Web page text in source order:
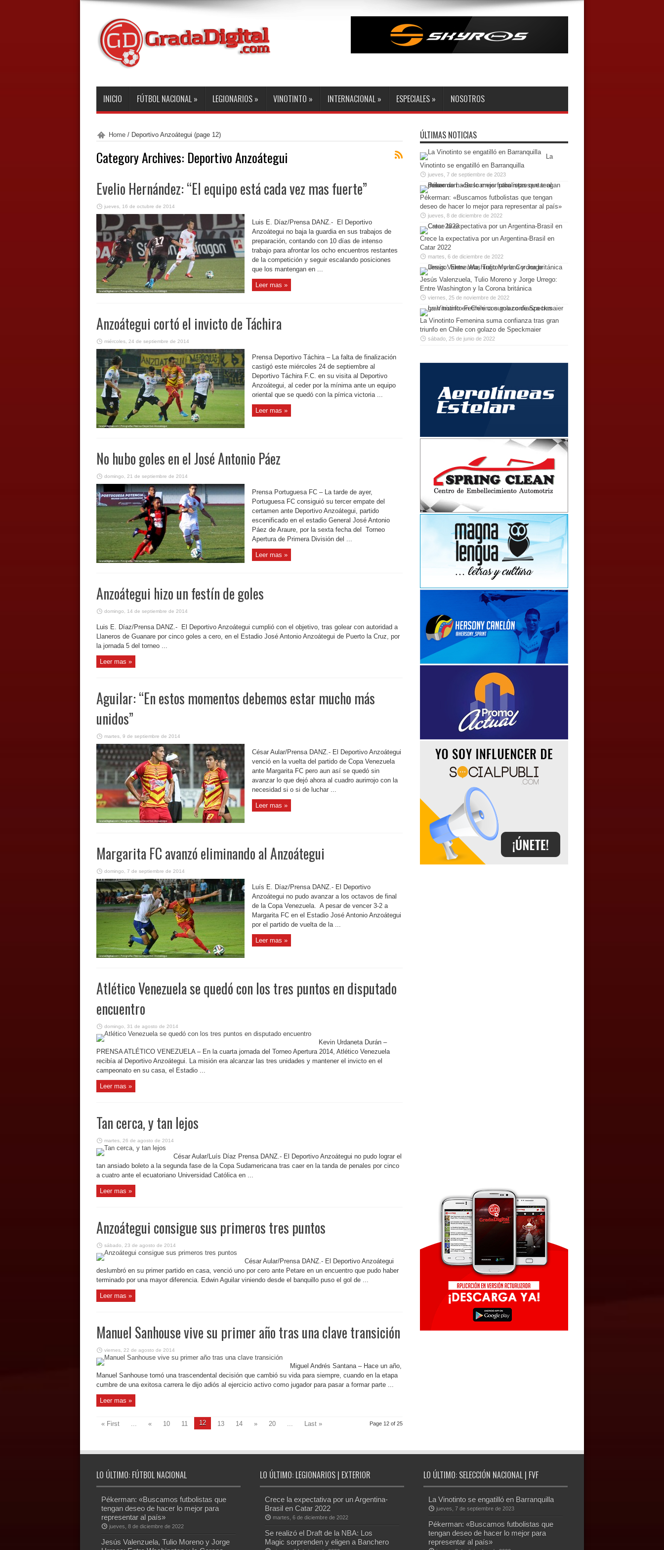
INICIO FÚTBOL NACIONAL » LEGIONARIOS » VINOTINTO » INTERNACIONAL » ESPECIALES » NOSOTROS
Home/ Deportivo Anzoátegui (page 12)
Category Archives: Deportivo Anzoátegui
Evelio Hernández: “El equipo está cada vez mas fuerte”
jueves, 16 de octubre de 2014
Luis E. Díaz/Prensa DANZ.- El Deportivo
Anzoátegui no baja la guardia en sus trabajos de
preparación, contando con 10 días de intenso
trabajo para afrontar los ocho encuentros restantes
de la competición y seguir escalando posiciones
que los mantengan en ...
Leer mas »
Anzoátegui cortó el invicto de Táchira
miércoles, 24 de septiembre de 2014
Prensa Deportivo Táchira – La falta de finalización
castigó este miércoles 24 de septiembre al
Deportivo Táchira F.C. en su visita al Deportivo
Anzoátegui, al ceder por la mínima ante un equipo
oriental que se quedó con la pírrica victoria ...
Leer mas »
No hubo goles en el José Antonio Páez
domingo, 21 de septiembre de 2014
Prensa Portuguesa FC – La tarde de ayer,
Portuguesa FC consiguió su tercer empate del
certamen ante Deportivo Anzoátegui, partido
escenificado en el estadio General José Antonio
Páez de Araure, por la sexta fecha del Torneo
Apertura de Primera División del ...
Leer mas »
Anzoátegui hizo un festín de goles
domingo, 14 de septiembre de 2014
Luis E. Díaz/Prensa DANZ.- El Deportivo Anzoátegui cumplió con el objetivo, tras golear con autoridad a
Llaneros de Guanare por cinco goles a cero, en el Estadio José Antonio Anzoátegui de Puerto la Cruz, por
la jornada 5 del torneo ...
Leer mas »
Aguilar: “En estos momentos debemos estar mucho más
unidos”
martes, 9 de septiembre de 2014
César Aular/Prensa DANZ.- El Deportivo Anzoátegui
venció en la vuelta del partido de Copa Venezuela
ante Margarita FC pero aun así se quedó sin
avanzar lo que dejó ahora al cuadro aurirrojo con la
necesidad si o si de luchar ...
Leer mas »
Margarita FC avanzó eliminando al Anzoátegui
domingo, 7 de septiembre de 2014
Luís E. Díaz/Prensa DANZ.- El Deportivo
Anzoátegui no pudo avanzar a los octavos de final
de la Copa Venezuela. A pesar de vencer 3-2 a
Margarita FC en el Estadio José Antonio Anzoátegui
por el partido de vuelta de la ...
Leer mas »
Atlético Venezuela se quedó con los tres puntos en disputado
encuentro
domingo, 31 de agosto de 2014
Kevin Urdaneta Durán –
PRENSA ATLÉTICO VENEZUELA – En la cuarta jornada del Torneo Apertura 2014, Atlético Venezuela
recibía al Deportivo Anzoátegui. La misión era alcanzar las tres unidades y mantener el invicto en el
campeonato en su casa, el Estadio ...
Leer mas »
Tan cerca, y tan lejos
martes, 26 de agosto de 2014
César Aular/Luís Díaz Prensa DANZ.- El Deportivo Anzoátegui no pudo lograr el
tan ansiado boleto a la segunda fase de la Copa Sudamericana tras caer en la tanda de penales por cinco
a cuatro ante el ecuatoriano Universidad Católica en ...
Leer mas »
Anzoátegui consigue sus primeros tres puntos
sábado, 23 de agosto de 2014
César Aular/Prensa DANZ.- El Deportivo Anzoátegui
deslumbró en su primer partido en casa, venció uno por cero ante Petare en un encuentro que pudo haber
terminado por una mayor diferencia. Edwin Aguilar viniendo desde el banquillo puso el gol de ...
Leer mas »
Manuel Sanhouse vive su primer año tras una clave transición
viernes, 22 de agosto de 2014
Miguel Andrés Santana – Hace un año,
Manuel Sanhouse tomó una trascendental decisión que cambió su vida para siempre, cuando en la etapa
cumbre de una exitosa carrera le dijo adiós al ejercicio activo como jugador para pasar a formar parte ...
Leer mas »
Page 12 of 25
« First ... « 10 11 12 13 14 » 20 ... Last »
ÚLTIMAS NOTICIAS
La
Vinotinto se engatilló en Barranquilla
jueves, 7 de septiembre de 2023
Pékerman: «Buscamos futbolistas que tengan
deseo de hacer lo mejor para representar al país»
jueves, 8 de diciembre de 2022
Crece la expectativa por un Argentina-Brasil en
Catar 2022
martes, 6 de diciembre de 2022
Jesús Valenzuela, Tulio Moreno y Jorge Urrego:
Entre Washington y la Corona británica
viernes, 25 de noviembre de 2022
La Vinotinto Femenina suma confianza tras gran
triunfo en Chile con golazo de Speckmaier
sábado, 25 de junio de 2022
LO ÚLTIMO: FÚTBOL NACIONAL
Pékerman: «Buscamos futbolistas que
tengan deseo de hacer lo mejor para
representar al país»
jueves, 8 de diciembre de 2022
Jesús Valenzuela, Tulio Moreno y Jorge
LO ÚLTIMO: LEGIONARIOS | EXTERIOR
Crece la expectativa por un Argentina-
Brasil en Catar 2022
martes, 6 de diciembre de 2022
Se realizó el Draft de la NBA: Los
Magic sorprenden y eligen a Banchero
LO ÚLTIMO: SELECCIÓN NACIONAL | FVF
La Vinotinto se engatilló en Barranquilla
jueves, 7 de septiembre de 2023
Pékerman: «Buscamos futbolistas que
tengan deseo de hacer lo mejor para
representar al país»